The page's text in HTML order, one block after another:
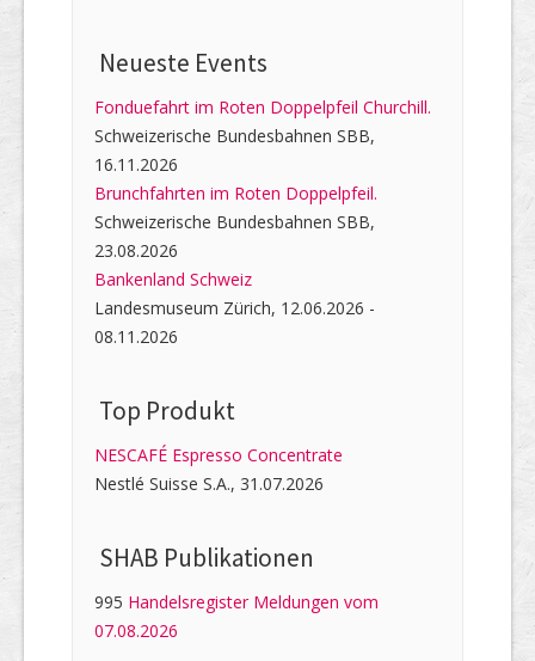
Neueste Events
Fonduefahrt im Roten Doppelpfeil Churchill.
Schweizerische Bundesbahnen SBB,
16.11.2026
Brunchfahrten im Roten Doppelpfeil.
Schweizerische Bundesbahnen SBB,
23.08.2026
Bankenland Schweiz
Landesmuseum Zürich, 12.06.2026 -
08.11.2026
Top Produkt
NESCAFÉ Espresso Concentrate
Nestlé Suisse S.A., 31.07.2026
SHAB Publi­kati­onen
995 Handelsregister Meldungen vom
07.08.2026